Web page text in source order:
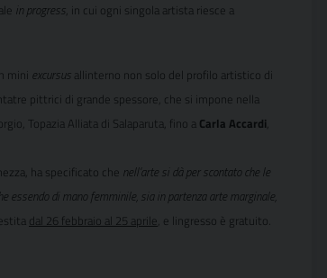
in progress, in cui ogni singola artista riesce a
mini excursus allinterno non solo del profilo artistico di
pittrici di grande spessore, che si impone nella
Topazia Alliata di Salaparuta, fino a Carla Accardi,
ha specificato che nell’arte si dà per scontato che le
essendo di mano femminile, sia in partenza arte marginale,
dal 26 febbraio al 25 aprile, e lingresso è gratuito.